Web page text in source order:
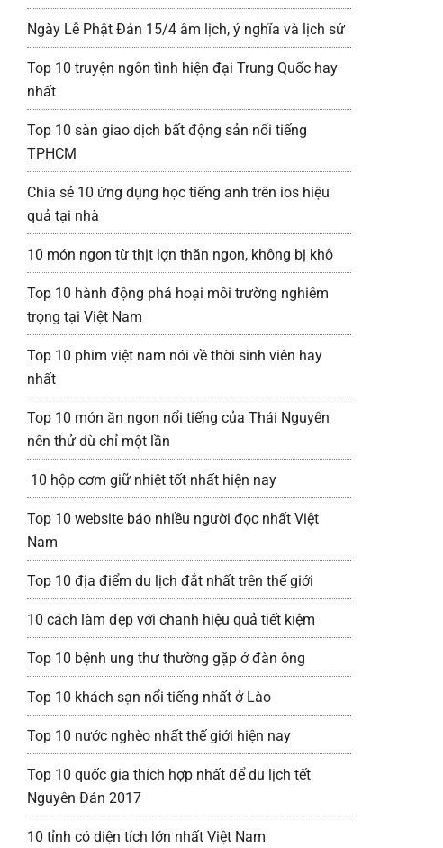
Ngày Lễ Phật Đản 15/4 âm lịch, ý nghĩa và lịch sử
Top 10 truyện ngôn tình hiện đại Trung Quốc hay
nhất
Top 10 sàn giao dịch bất động sản nổi tiếng
TPHCM
Chia sẻ 10 ứng dụng học tiếng anh trên ios hiệu
quả tại nhà
10 món ngon từ thịt lợn thăn ngon, không bị khô
Top 10 hành động phá hoại môi trường nghiêm
trọng tại Việt Nam
Top 10 phim việt nam nói về thời sinh viên hay
nhất
Top 10 món ăn ngon nổi tiếng của Thái Nguyên
nên thử dù chỉ một lần
10 hộp cơm giữ nhiệt tốt nhất hiện nay
Top 10 website báo nhiều người đọc nhất Việt
Nam
Top 10 địa điểm du lịch đắt nhất trên thế giới
10 cách làm đẹp với chanh hiệu quả tiết kiệm
Top 10 bệnh ung thư thường gặp ở đàn ông
Top 10 khách sạn nổi tiếng nhất ở Lào
Top 10 nước nghèo nhất thế giới hiện nay
Top 10 quốc gia thích hợp nhất để du lịch tết
Nguyên Đán 2017
10 tỉnh có diện tích lớn nhất Việt Nam